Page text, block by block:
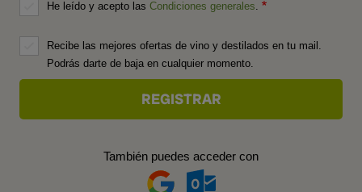
He leído y acepto las Condiciones generales
Recibe las mejores ofertas de vino y destilados en tu mail.
Podrás darte de baja en cualquier momento.
También puedes acceder con